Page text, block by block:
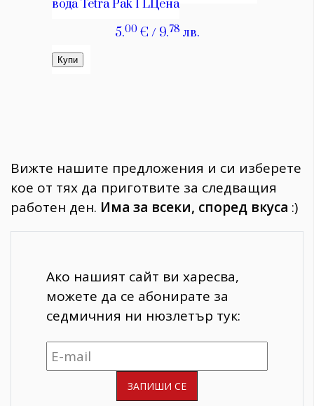
Вижте нашите предложения и си изберете
кое от тях да приготвите за следващия
работен ден. Има за всеки, според вкуса :)
Ако нашият сайт ви харесва,
можете да се абонирате за
седмичния ни нюзлетър тук: